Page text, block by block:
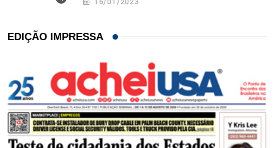
16/01/2023
EDIÇÃO IMPRESSA